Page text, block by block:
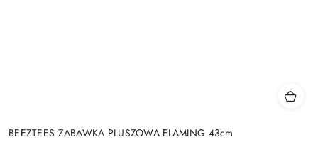
BEEZTEES ZABAWKA PLUSZOWA FLAMING 43cm